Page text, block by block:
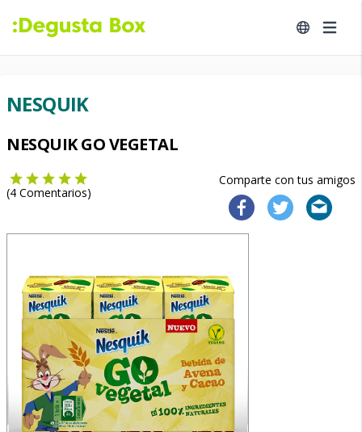
NESQUIK
NESQUIK GO VEGETAL
Comparte con tus amigos
(4 Comentarios)